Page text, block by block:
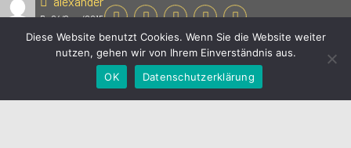
04/Sep./2015
Newer Posts
Diese Website benutzt Cookies. Wenn Sie die Website weiter
nutzen, gehen wir von Ihrem Einverständnis aus.
OK
Datenschutzerklärung